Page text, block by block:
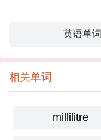
英语单词
相关单词
millilitre